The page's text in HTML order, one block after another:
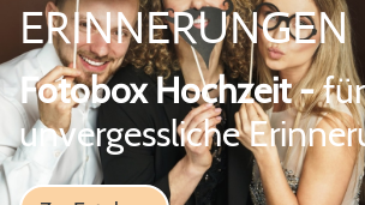
ERINNERUNGEN
Fotobox Hochzeit -für
unvergessliche